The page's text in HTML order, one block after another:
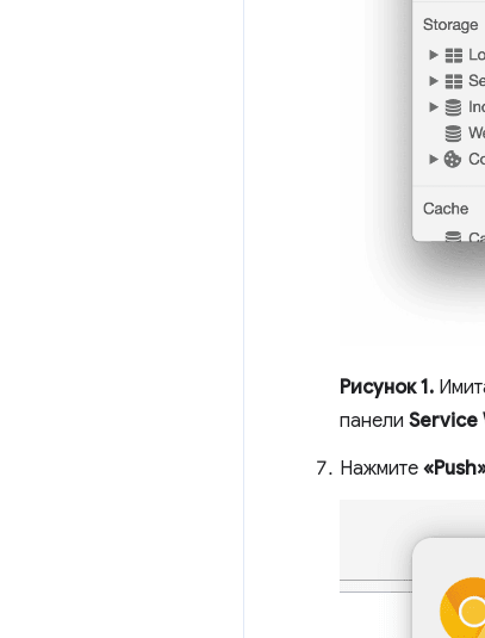
Рисунок 1.
панели Service
Нажмите